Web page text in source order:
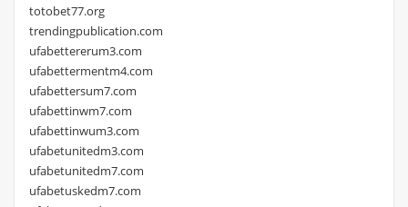
totobet77.org
trendingpublication.com
ufabettererum3.com
ufabettermentm4.com
ufabettersum7.com
ufabettinwm7.com
ufabettinwum3.com
ufabetunitedm3.com
ufabetunitedm7.com
ufabetuskedm7.com